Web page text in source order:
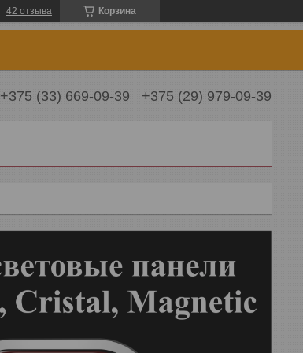
Корзина
42 отзыва
+375 (33) 669-09-39 +375 (29) 979-09-39